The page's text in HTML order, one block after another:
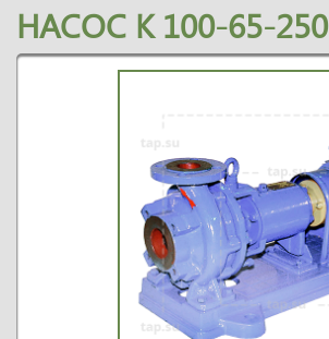
НАСОС К 100-65-250